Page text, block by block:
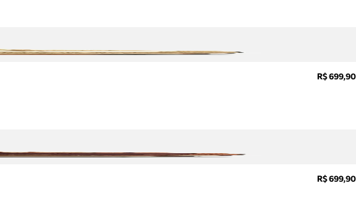
R$ 699,90
R$ 699,90